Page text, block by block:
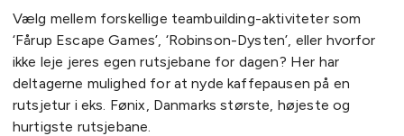
Vælg mellem forskellige teambuilding-aktiviteter som
‘Fårup Escape Games’, ‘Robinson-Dysten’, eller hvorfor
ikke leje jeres egen rutsjebane for dagen? Her har
deltagerne mulighed for at nyde kaffepausen på en
rutsjetur i eks. Fønix, Danmarks største, højeste og
hurtigste rutsjebane.